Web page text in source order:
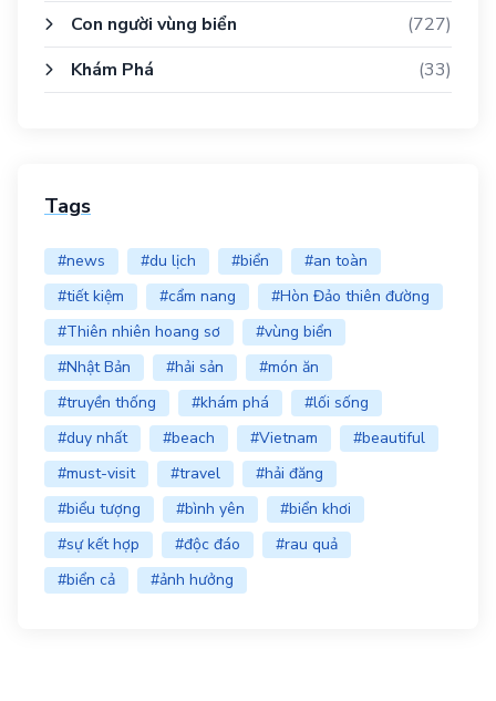
Con người vùng biển
(727)
Khám Phá
(33)
Tags
#news #du lịch #biển
#an toàn
#tiết kiệm
#cẩm nang
#Hòn Đảo thiên đường
#Thiên nhiên hoang sơ
#vùng biển
#Nhật Bản
#hải sản
#món ăn
#truyền thống
#khám phá
#lối sống
#duy nhất
#beach #Vietnam
#beautiful
#must-visit
#travel
#hải đăng
#biểu tượng
#bình yên
#biển khơi
#sự kết hợp
#độc đáo
#rau quả
#biển cả
#ảnh hưởng